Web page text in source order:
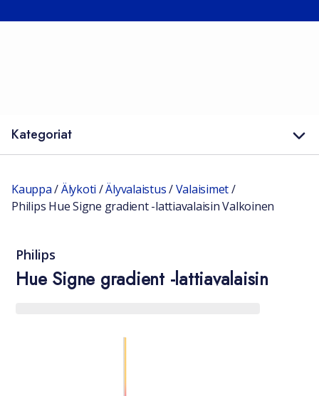
Kategoriat
Kauppa/Älykoti /Älyvalaistus/Valaisimet/
Philips Hue Signe gradient -lattiavalaisin Valkoinen
Philips
Hue Signe gradient -lattiavalaisin